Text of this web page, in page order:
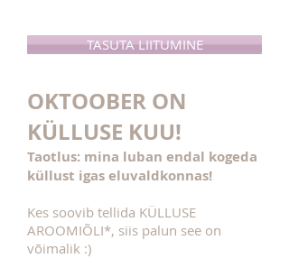
TASUTA LIITUMINE
OKTOOBER ON
KÜLLUSE KUU!
Taotlus: mina luban endal kogeda
küllust igas eluvaldkonnas!
Kes soovib tellida KÜLLUSE
AROOMIÕLI*, siis palun see on
võimalik :)